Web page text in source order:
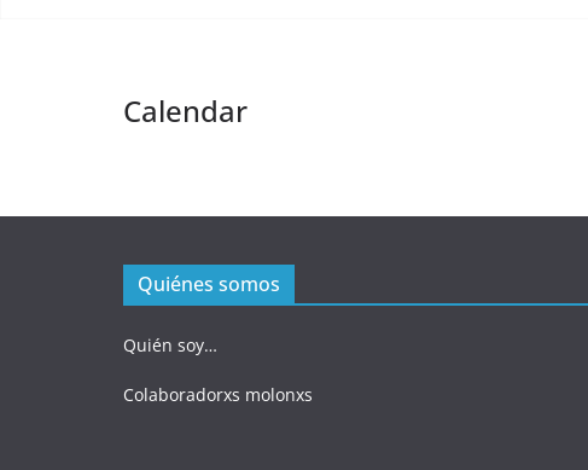
Calendar
Quiénes somos
Quién soy…
Colaboradorxs molonxs